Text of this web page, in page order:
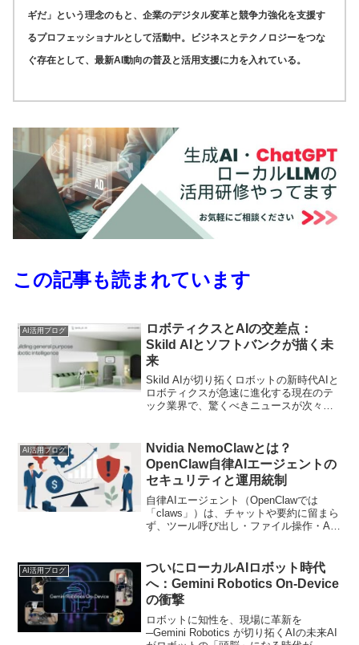
ギだ」という理念のもと、企業のデジタル変革と競争力強化を支援す
るプロフェッショナルとして活動中。ビジネスとテクノロジーをつな
ぐ存在として、最新AI動向の普及と活用支援に力を入れている。
この記事も読まれています
AI活用ブログ
ロボティクスとAIの交差点：
Skild AIとソフトバンクが描く未
来
Skild AIが切り拓くロボットの新時代AIと
ロボティクスが急速に進化する現在のテ
ック業界で、驚くべきニュースが次々と
何を変え、何が変わらないのか」など、
まだ多くの...
AI活用ブログ
Nvidia NemoClawとは？
OpenClaw自律AIエージェントの
セキュリティと運用統制
自律AIエージェント（OpenClawでは
「claws」）は、チャットや要約に留まら
ず、ツール呼び出し・ファイル操作・API
稼働し続けるエージェントは、権限・デ
ータ...
AI活用ブログ
ついにローカルAIロボット時代
へ：Gemini Robotics On-Device
の衝撃
ロボットに知性を、現場に革新を
─Gemini Robotics が切り拓くAIの未来AI